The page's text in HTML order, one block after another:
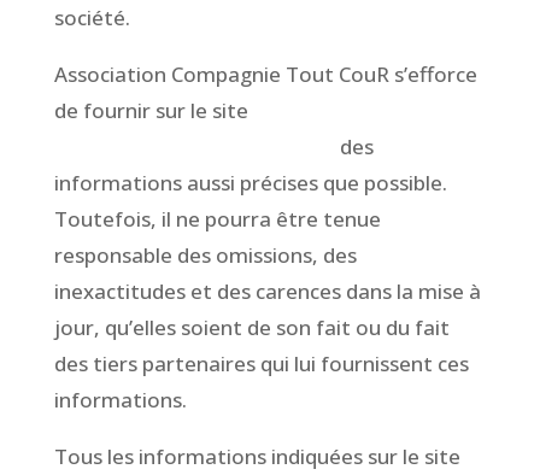
société.
Association Compagnie Tout CouR s’efforce
de fournir sur le site
des
informations aussi précises que possible.
Toutefois, il ne pourra être tenue
responsable des omissions, des
inexactitudes et des carences dans la mise à
jour, qu’elles soient de son fait ou du fait
des tiers partenaires qui lui fournissent ces
informations.
Tous les informations indiquées sur le site